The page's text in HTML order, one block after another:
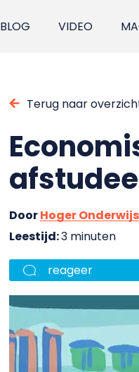
BLOG VIDEO
Terug naar
DoorHoger
Leestijd:3 minuten
reageer